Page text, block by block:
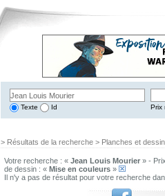
Texte Id Prix
> Résultats de la recherche > Planches et
Votre recherche : « Jean Louis Mourier » -
de dessin : « Mise en couleurs »
Il n'y a pas de résultat pour votre recherche